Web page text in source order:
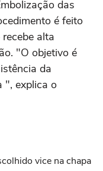
das
é feito
alta
"O objetivo é
da
", explica o
vice na chapa